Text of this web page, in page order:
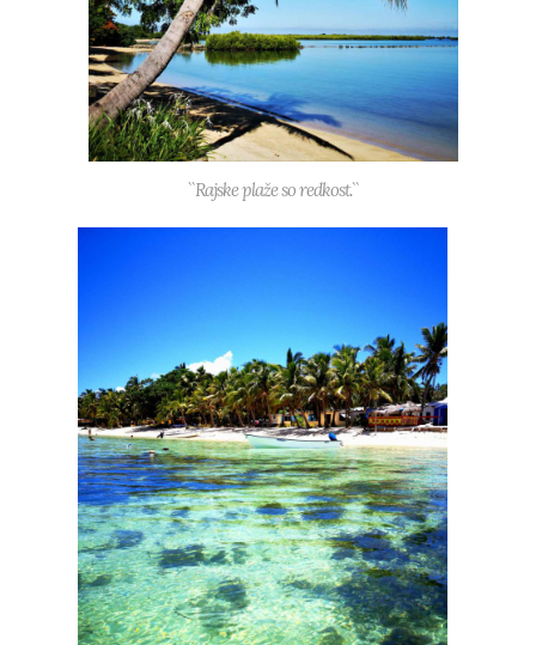
``Rajske plaže so redkost.``